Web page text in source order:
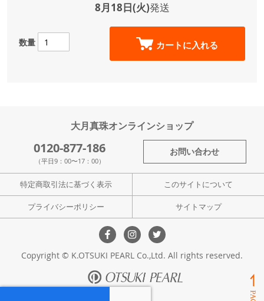
8月18日(火)発送
数量 カートに入れる
大月真珠オンラインショップ
0120-877-186
（平日9：00〜17：00）
お問い合わせ
特定商取引法に基づく表示 このサイトについて
プライバシーポリシー サイトマップ
Copyright © K.OTSUKI PEARL Co.,Ltd. All rights reserved.